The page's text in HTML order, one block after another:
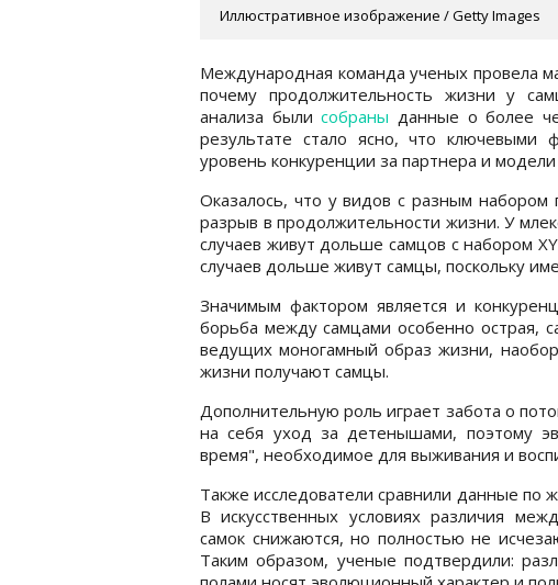
Иллюстративное изображение / Getty Images
Международная команда ученых провела
почему продолжительность жизни у
анализа былисобраны данные о более
результате стало ясно, что ключевыми
уровень конкуренции за партнера и
Оказалось, что у видов с разным
разрыв в продолжительности жизни. У
случаев живут дольше самцов с набором
случаев дольше живут самцы, поскольку
Значимым фактором является и
борьба между самцами особенно острая,
ведущих моногамный образ жизни,
жизни получают самцы.
Дополнительную роль играет забота о
на себя уход за детенышами, поэтому
время", необходимое для выживания и
Также исследователи сравнили данные по
В искусственных условиях различия
самок снижаются, но полностью не
Таким образом, ученые подтвердили: